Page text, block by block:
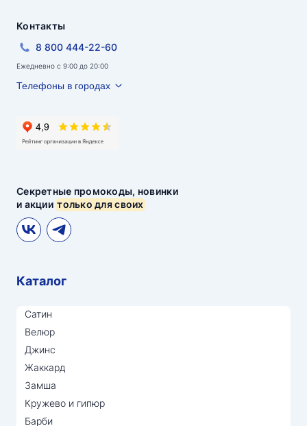
Секретные промокоды, новинки
и акциитолько для своих
Контакты
8 800 444-22-60
Ежедневно с 9:00 до 20:00
Телефоны в городах
Каталог
Сатин
Велюр
Джинс
Жаккард
Замша
Кружево и гипюр
Барби